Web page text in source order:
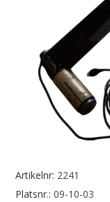
Artikelnr: 2241
Platsnr.: 09-10-03